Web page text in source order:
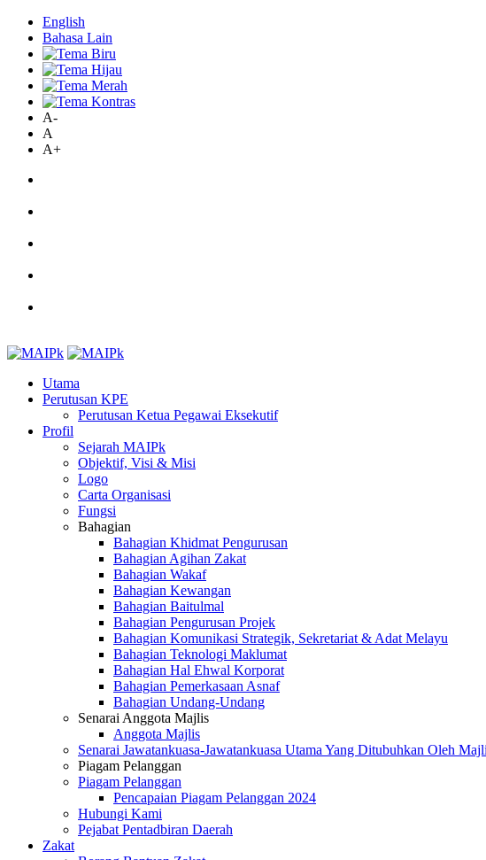
English
Bahasa Lain
A-
A
A+
Utama
Perutusan KPE
Perutusan Ketua Pegawai Eksekutif
Profil
Sejarah MAIPk
Objektif, Visi & Misi
Logo
Carta Organisasi
Fungsi
Bahagian
Bahagian Khidmat Pengurusan
Bahagian Agihan Zakat
Bahagian Wakaf
Bahagian Kewangan
Bahagian Baitulmal
Bahagian Pengurusan Projek
Bahagian Komunikasi Strategik, Sekretariat & Adat Melayu
Bahagian Teknologi Maklumat
Bahagian Hal Ehwal Korporat
Bahagian Pemerkasaan Asnaf
Bahagian Undang-Undang
Senarai Anggota Majlis
Anggota Majlis
Senarai Jawatankuasa-Jawatankuasa Utama Yang Ditubuhkan Oleh
Piagam Pelanggan
Piagam Pelanggan
Pencapaian Piagam Pelanggan 2024
Hubungi Kami
Pejabat Pentadbiran Daerah
Zakat